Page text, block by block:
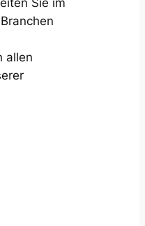
Sie im
allen